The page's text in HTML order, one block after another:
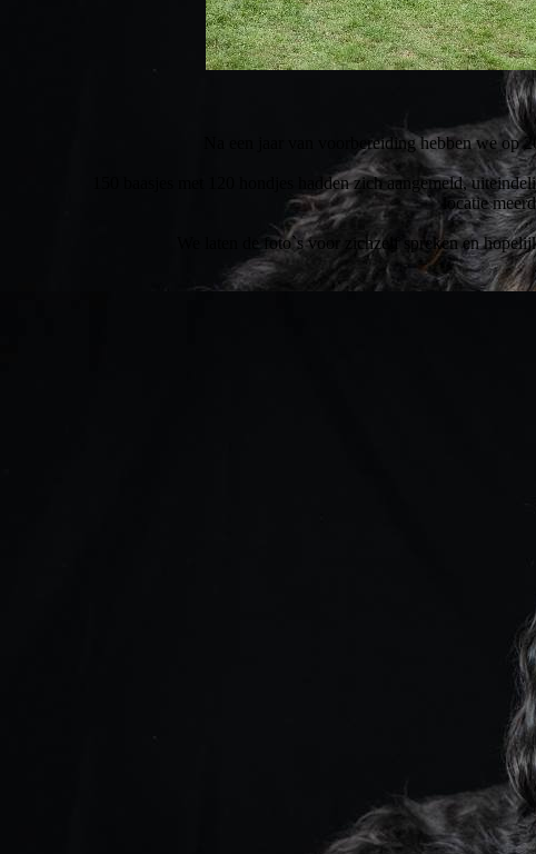
Na een jaar van voorbereiding hebben we op
150 baasjes met 120 hondjes hadden zich aangemeld,
locatie
We laten de foto`s voor zichzelf spreken en